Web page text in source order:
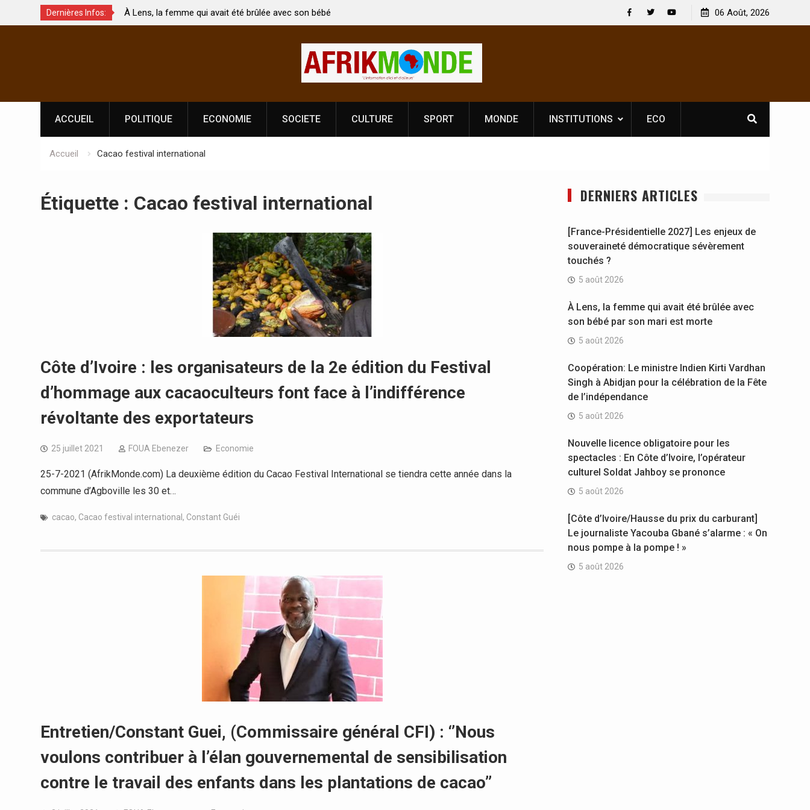
Dernières Infos:
la femme qui avait été brûlée avec son bébé
son mari est morte
Coopération: Le ministre Indien Kirti Vardhan Singh à
Abidjan pour la célébration de la Fête de
Nouvelle licence obligatoire pour les spectacles : En
Côte d’Ivoire, l’opérateur culturel Soldat Jahboy se
prononce
[France-Présidentielle 2027] Les
souveraineté démocratique
06 Août, 2026
ACCUEIL POLITIQUE ECONOMIE SOCIETE CULTURE SPORT MONDE INSTITUTIONS ECO
Accueil Cacao festival international
Étiquette : Cacao festival international
Côte d’Ivoire : les organisateurs de la 2e édition du Festival
d’hommage aux cacaoculteurs font face à l’indifférence
révoltante des exportateurs
25 juillet 2021 FOUA Ebenezer Economie
25-7-2021 (AfrikMonde.com) La deuxième édition du Cacao Festival International se tiendra cette année dans la
commune d’Agboville les 30 et…
cacao, Cacao festival international , Constant Guéi
Entretien/Constant Guei, (Commissaire général CFI) : ‘’Nous
voulons contribuer à l’élan gouvernemental de sensibilisation
contre le travail des enfants dans les plantations de cacao’’
DERNIERS ARTICLES
[France-Présidentielle 2027] Les enjeux de
souveraineté démocratique sévèrement
touchés ?
5 août 2026
À Lens, la femme qui avait été brûlée avec
son bébé par son mari est morte
5 août 2026
Coopération: Le ministre Indien Kirti Vardhan
Singh à Abidjan pour la célébration de la Fête
de l’indépendance
5 août 2026
Nouvelle licence obligatoire pour les
spectacles : En Côte d’Ivoire, l’opérateur
culturel Soldat Jahboy se prononce
5 août 2026
[Côte d’Ivoire/Hausse du prix du carburant]
Le journaliste Yacouba Gbané s’alarme : « On
nous pompe à la pompe ! »
5 août 2026